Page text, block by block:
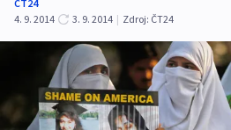
ČT24
4. 9. 2014
3. 9. 2014 | Zdroj: ČT24